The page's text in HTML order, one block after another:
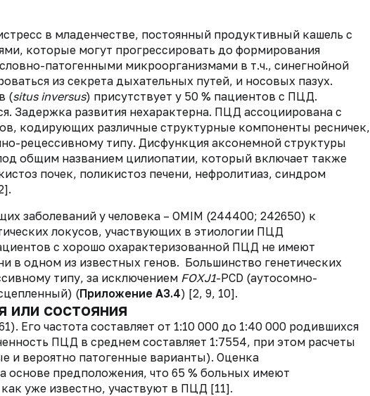
в младенчестве, постоянный продуктивный кашель с
которые могут прогрессировать до формирования
патогенными микроорганизмами в т.ч., синегнойной
из секрета дыхательных путей, и носовых пазух.
(situs inversus) присутствует у 50 % пациентов с ПЦД.
Задержка развития нехарактерна. ПЦД ассоциирована с
кодирующих различные структурные компоненты ресничек,
рецессивному типу. Дисфункция аксонемной структуры
общим названием цилиопатии, который включает также
почек, поликистоз печени, нефролитиаз, синдром
заболеваний у человека – OMIM (244400; 242650) к
локусов, участвующих в этиологии ПЦД
с хорошо охарактеризованной ПЦД не имеют
в одном из известных генов. Большинство генетических
типу, за исключением FOXJ1-PCD (аутосомно-
(Приложение А3.4) [2, 9, 10].
или состояния
Его частота составляет от 1:10 000 до 1:40 000 родившихся
ПЦД в среднем составляет 1:7554, при этом расчеты
и вероятно патогенные варианты). Оценка
основе предположения, что 65 % больных имеют
уже известно, участвуют в ПЦД [11].